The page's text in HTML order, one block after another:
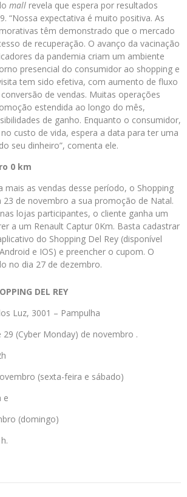
mall revela que espera por resultados
“Nossa expectativa é muito positiva. As
têm demonstrado que o mercado
de recuperação. O avanço da vacinação
da pandemia criam um ambiente
presencial do consumidor ao shopping e
tem sido efetiva, com aumento de fluxo
de vendas. Muitas operações
estendida ao longo do mês,
de ganho. Enquanto o consumidor,
custo de vida, espera a data para ter uma
seu dinheiro”, comenta ele.
0 km
mais as vendas desse período, o Shopping
23 de novembro a sua promoção de Natal.
lojas participantes, o cliente ganha um
a um Renault Captur 0Km. Basta cadastrar
do Shopping Del Rey (disponível
e IOS) e preencher o cupom. O
no dia 27 de dezembro.
DEL REY
Luz, 3001 – Pampulha
29 (Cyber Monday) de novembro .
(sexta-feira e sábado)
e
(domingo)